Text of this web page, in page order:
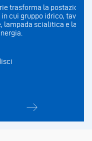
di lavoro in uno spazio
medico e
si muovono in